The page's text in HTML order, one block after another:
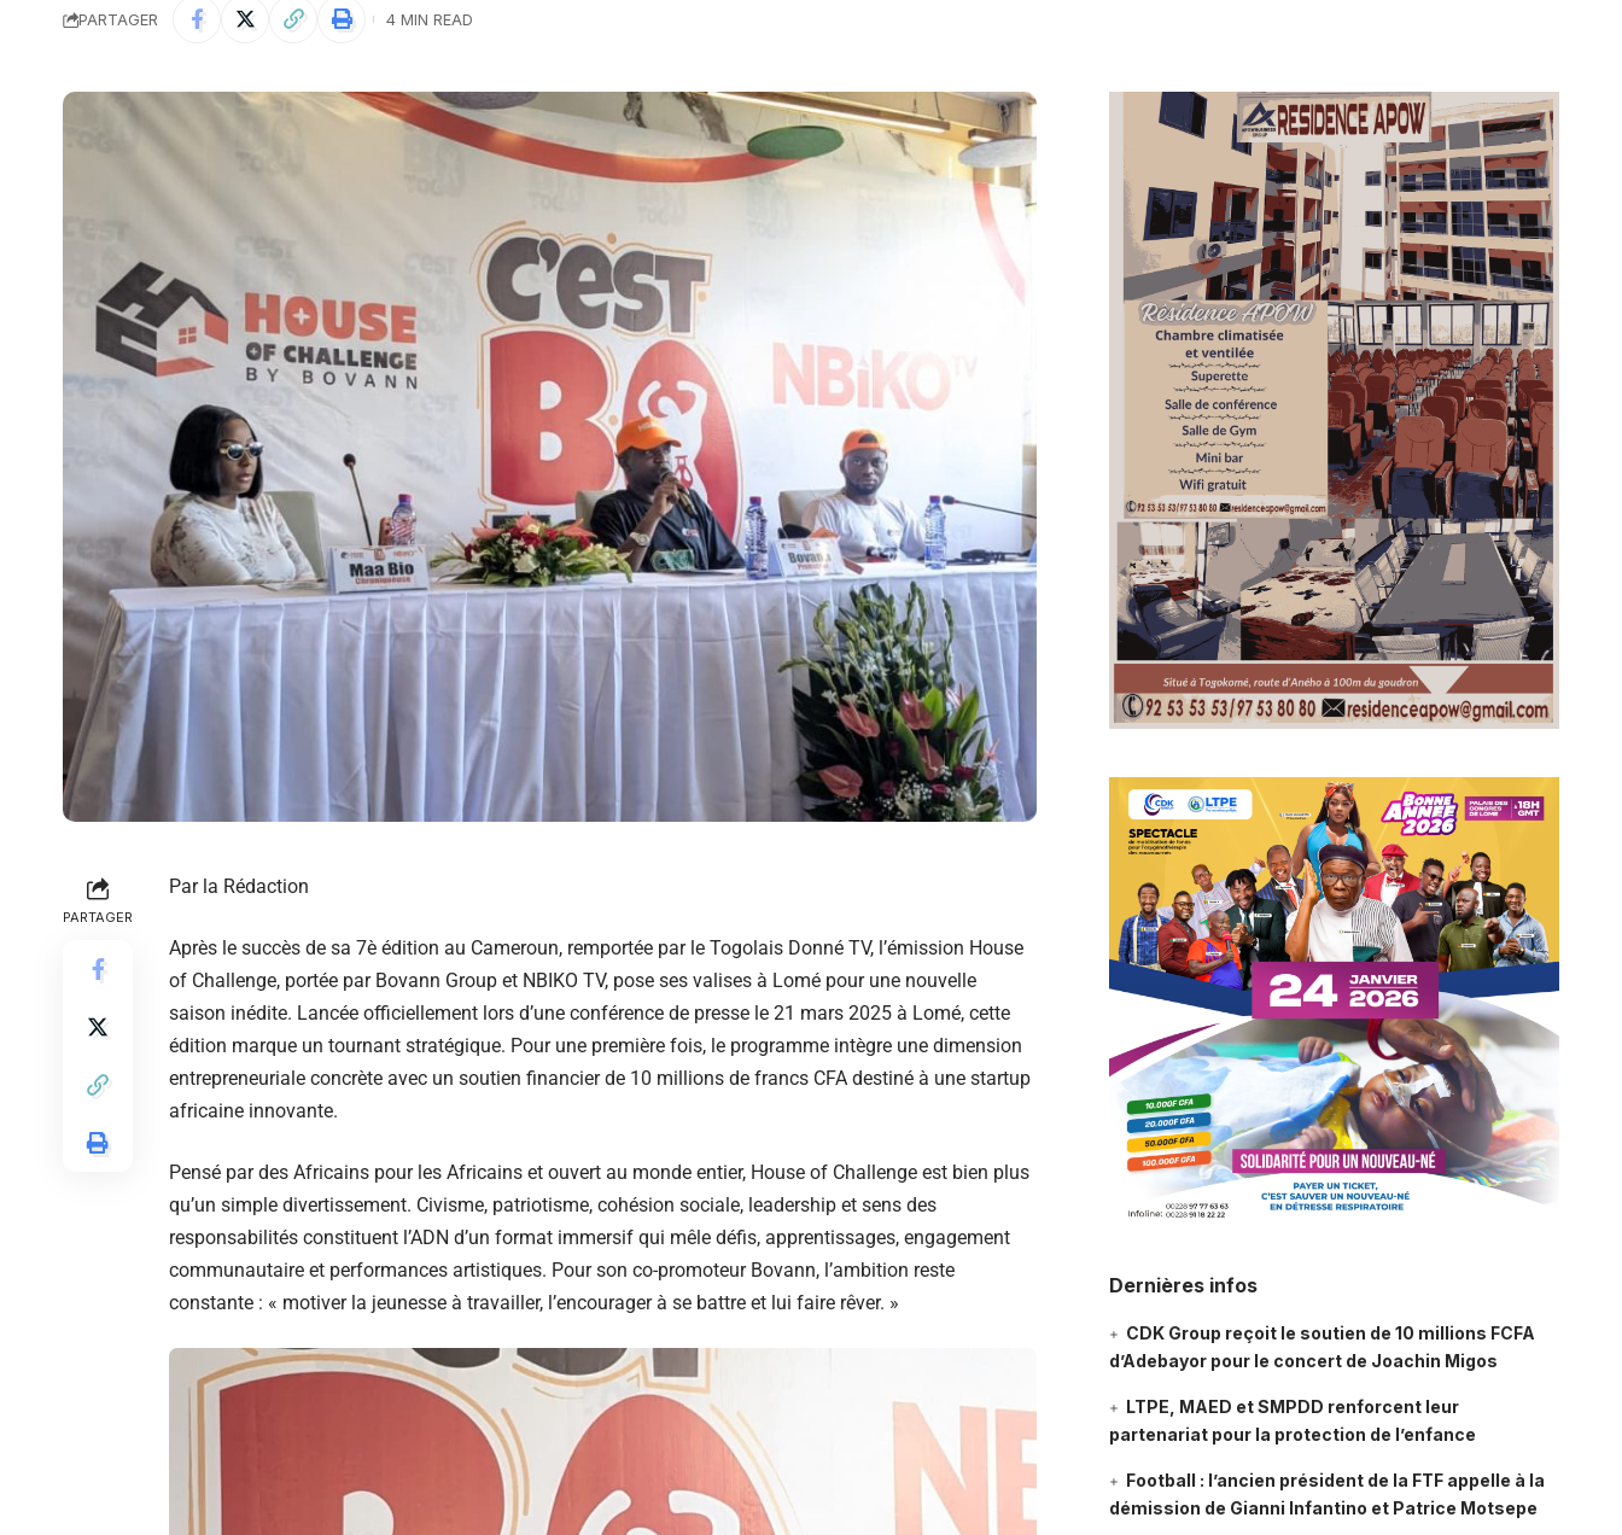
PARTAGER 4 MIN READ
PARTAGER
Par la Rédaction
Après le succès de sa 7è édition au Cameroun, remportée par le Togolais Donné TV, l’émission House
of Challenge, portée par Bovann Group et NBIKO TV, pose ses valises à Lomé pour une nouvelle
saison inédite. Lancée officiellement lors d’une conférence de presse le 21 mars 2025 à Lomé, cette
édition marque un tournant stratégique. Pour une première fois, le programme intègre une dimension
entrepreneuriale concrète avec un soutien financier de 10 millions de francs CFA destiné à une startup
africaine innovante.
Pensé par des Africains pour les Africains et ouvert au monde entier, House of Challenge est bien plus
qu’un simple divertissement. Civisme, patriotisme, cohésion sociale, leadership et sens des
responsabilités constituent l’ADN d’un format immersif qui mêle défis, apprentissages, engagement
communautaire et performances artistiques. Pour son co-promoteur Bovann, l’ambition reste
constante : « motiver la jeunesse à travailler, l’encourager à se battre et lui faire rêver. »
Dernières infos
CDK Group reçoit le soutien de 10 millions FCFA
d’Adebayor pour le concert de Joachin Migos
LTPE, MAED et SMPDD renforcent leur
partenariat pour la protection de l’enfance
Football : l’ancien président de la FTF appelle à la
démission de Gianni Infantino et Patrice Motsepe